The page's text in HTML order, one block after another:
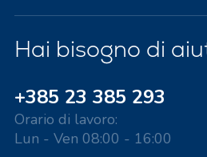
Hai bisogno di
+385 23 385 293
Orario di lavoro:
Lun - Ven 08:00 - 16:00